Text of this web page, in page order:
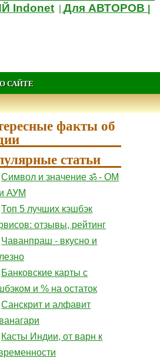
Indonet |Для АВТОРОВ
О САЙТЕ
факты об
статьи
Символ и значение ॐ - ОМ
АУМ
Топ 5 лучших кэшбэк
отзывы, рейтинг
Чаванпраш - вкусно и
Банковские карты с
и % на остаток
Санскрит и алфавит
Касты Индии, от варн к